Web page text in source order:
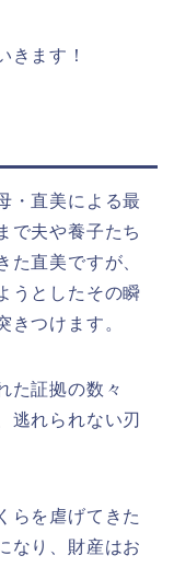
きます！
・直美による最
で夫や養子たち
た直美ですが、
うとしたその瞬
きつけます。
た証拠の数々
逃れられない刃
らを虐げてきた
なり、財産はお